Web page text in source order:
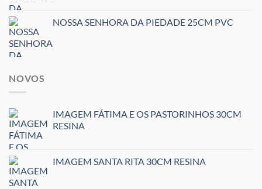
NOSSA SENHORA DA PIEDADE 25CM PVC
NOVOS
IMAGEM FÁTIMA E OS PASTORINHOS 30CM
RESINA
IMAGEM SANTA RITA 30CM RESINA